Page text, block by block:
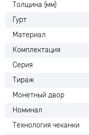
Толщина (мм)
Гурт
Материал
Комплектация
Серия
Тираж
Монетный двор
Номинал
Технология чеканки